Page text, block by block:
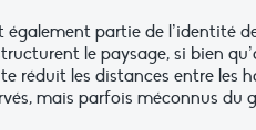
partie de l’identité
le paysage, si bien
réduit les distances entre les
mais parfois méconnus du